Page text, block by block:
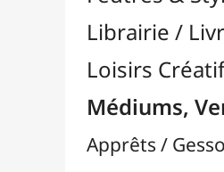
Vernis / Protection 
À Retoucher
Base Eau / Acrylique
Divers